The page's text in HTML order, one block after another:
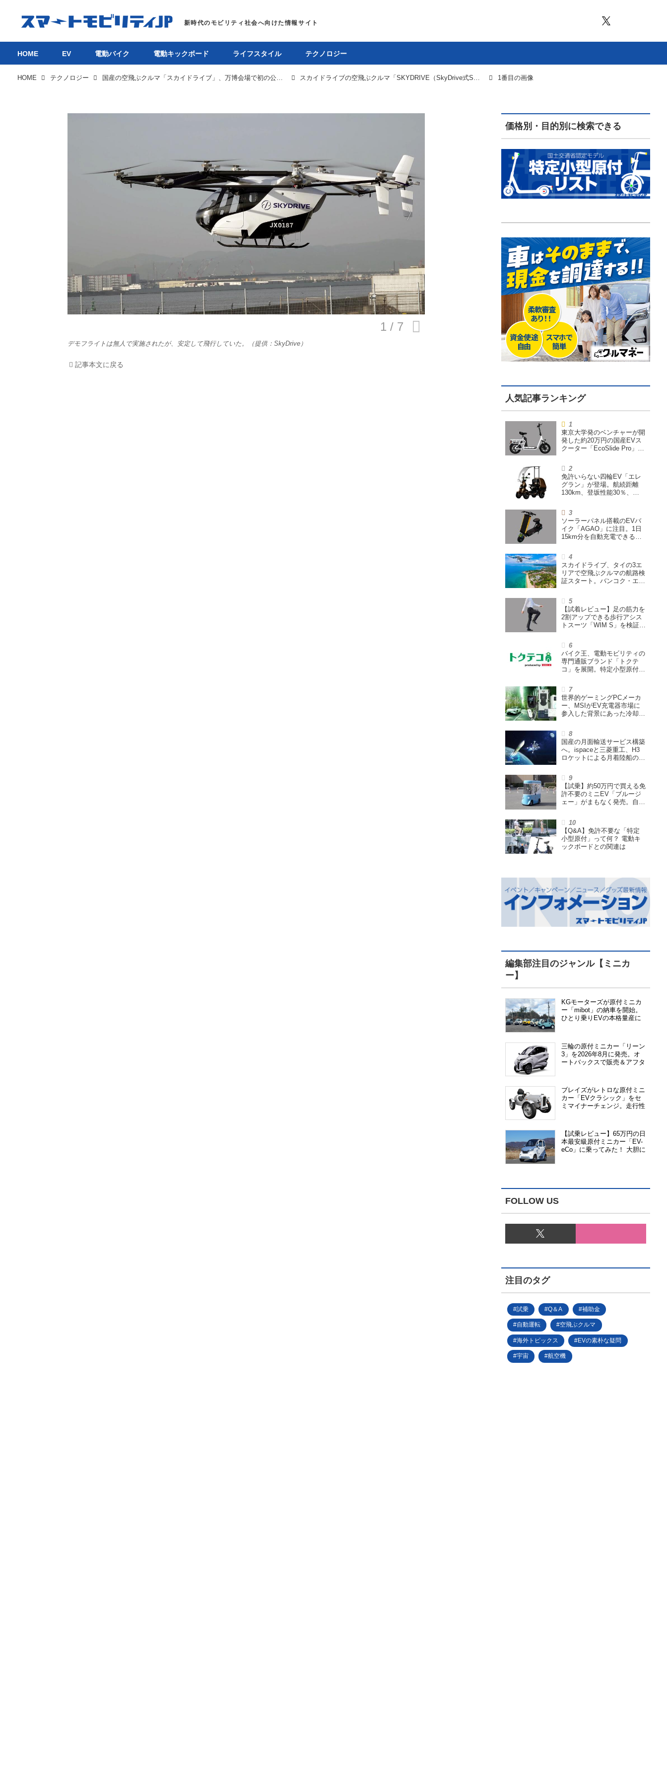
HOME
EV
電動バイク
ライフスタイル
HOME EV 電動バイク 電動キックボード ライフスタイル テクノロジー
HOME テクノロジー 国産の空飛ぶクルマ「スカイドライブ」、万博会場で初の公開フライトを実施。2028年商用運航を開始予定 スカイドライブの空飛ぶクルマ「SKYDRIVE（SkyDrive式SD-05型）」をもっと見る 1番目の画像
デモフライトは無人で実施されたが、安定して飛行していた。（提供：SkyDrive）
記事本文に戻る
価格別・目的別に検索できる
東京大学発のベンチャーが開
発した約20万円の国産EVス
クーター「EcoSlide Pro」が
免許いらない四輪EV「エレ
グラン」が登場。航続距離
130km、登坂性能30％、
備えた特定小型原付
ソーラーパネル搭載のEVバ
イク「AGAO」に注目。1日
15km分を自動充電できる
スカイドライブ、タイの3エ
リアで空飛ぶクルマの航路検
証スタート。バンコク・エア
指す
【試着レビュー】足の筋力を
2割アップできる歩行アシス
トスーツ「WIM S」を検証。
も言われる理由を探る
バイク王、電動モビリティの
専門通販ブランド「トクテ
コ」を展開。特定小型原付や
世界的ゲーミングPCメーカ
ー、MSIがEV充電器市場に
参入した背景にあった冷却技
回】
国産の月面輸送サービス構築
へ。ispaceと三菱重工、H3
ロケットによる月着陸船の打
結
【試乗】約50万円で買える免
許不要のミニEV「ブルージ
ェー」がまもなく発売。自転
展開
【Q&A】免許不要な「特定
小型原付」って何？ 電動キ
ックボードとの関連は
編集部注目のジャンル【ミニカ
ー】
KGモーターズが原付ミニカ
ー「mibot」の納車を開始。
ひとり乗りEVの本格量産に
三輪の原付ミニカー「リーン
3」を2026年8月に発売。オ
ートバックスで販売＆アフタ
ブレイズがレトロな原付ミニ
カー「EVクラシック」をセ
ミマイナーチェンジ。走行性
【試乗レビュー】65万円の日
本最安級原付ミニカー「EV-
eCo」に乗ってみた！ 大胆に
FOLLOW US
注目のタグ
試乗 Q＆A 補助金
自動運転 空飛ぶクルマ
海外トピックス EVの素朴な疑問
宇宙 航空機